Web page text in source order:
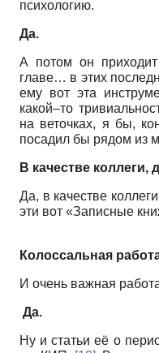
психологию.
Да.
А потом он
главе… в этих
ему вот эта
какой–то
на веточках, я бы,
посадил бы рядом из
В качестве коллеги,
Да, в качестве
эти вот «Записные
Колоссальная
И очень важная
Да.
Ну и статьи её о